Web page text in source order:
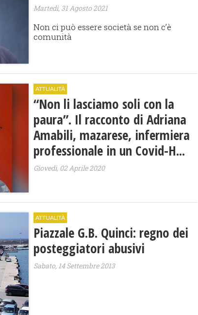
Martedì, 31 Agosto 2021
Non ci può essere società se non c’è
comunità
ATTUALITÀ
“Non li lasciamo soli con la
paura”. Il racconto di Adriana
Amabili, mazarese, infermiera
professionale in un Covid-H...
Giovedì, 02 Aprile 2020
ATTUALITÀ
Piazzale G.B. Quinci: regno dei
posteggiatori abusivi
Sabato, 14 Settembre 2013